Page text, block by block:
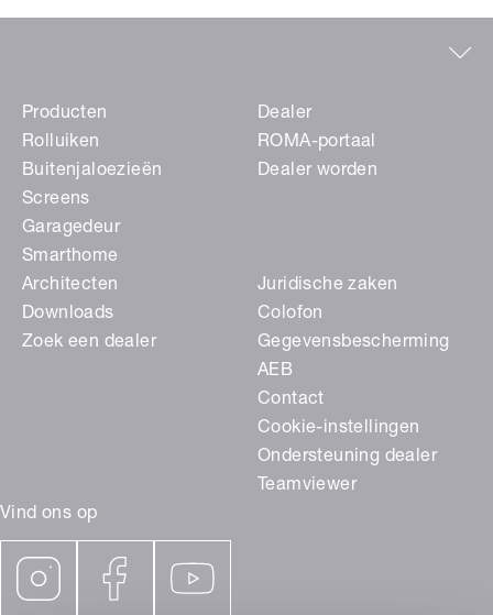
Vind ons op
Producten
Rolluiken
Buitenjaloezieën
Screens
Garagedeur
Smarthome
Dealer
ROMA-portaal
Dealer worden
Architecten
Downloads
Zoek een dealer
Juridische zaken
Colofon
Gegevensbescherming
AEB
Contact
Cookie-instellingen
Ondersteuning dealer
Teamviewer